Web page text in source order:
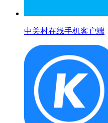
中关村在线手机客户端